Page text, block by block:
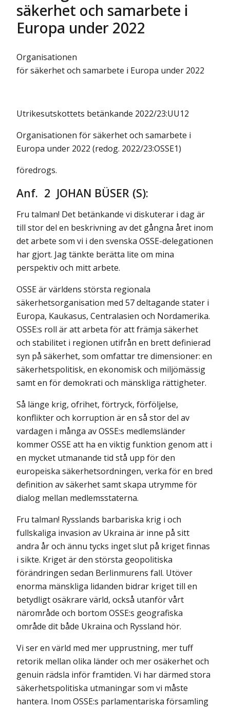
säkerhet och samarbete i
Europa under 2022
Organisationen
för säkerhet och samarbete i Europa under 2022
Utrikesutskottets betänkande 2022/23:UU12
Organisationen för säkerhet och samarbete i
Europa under 2022 (redog. 2022/23:OSSE1)
föredrogs.
Anf. 2 JOHAN BÜSER (S):
Fru talman! Det betänkande vi diskuterar i dag är
till stor del en beskrivning av det gångna året inom
det arbete som vi i den svenska OSSE-delegationen
har gjort. Jag tänkte berätta lite om mina
perspektiv och mitt arbete.
OSSE är världens största regionala
säkerhetsorganisation med 57 deltagande stater i
Europa, Kaukasus, Centralasien och Nordamerika.
OSSE:s roll är att arbeta för att främja säkerhet
och stabilitet i regionen utifrån en brett definierad
syn på säkerhet, som omfattar tre dimensioner: en
säkerhetspolitisk, en ekonomisk och miljömässig
samt en för demokrati och mänskliga rättigheter.
Så länge krig, ofrihet, förtryck, förföljelse,
konflikter och korruption är en så stor del av
vardagen i många av OSSE:s medlemsländer
kommer OSSE att ha en viktig funktion genom att i
en mycket utmanande tid stå upp för den
europeiska säkerhetsordningen, verka för en bred
definition av säkerhet samt skapa utrymme för
dialog mellan medlemsstaterna.
Fru talman! Rysslands barbariska krig i och
fullskaliga invasion av Ukraina är inne på sitt
andra år och ännu tycks inget slut på kriget finnas
i sikte. Kriget är den största geopolitiska
förändringen sedan Berlinmurens fall. Utöver
enorma mänskliga lidanden bidrar kriget till en
betydligt osäkrare värld, också utanför vårt
närområde och bortom OSSE:s geografiska
område dit både Ukraina och Ryssland hör.
Vi ser en värld med mer upprustning, mer tuff
retorik mellan olika länder och mer osäkerhet och
genuin rädsla inför framtiden. Vi har därmed stora
säkerhetspolitiska utmaningar som vi måste
hantera. Inom OSSE:s parlamentariska församling